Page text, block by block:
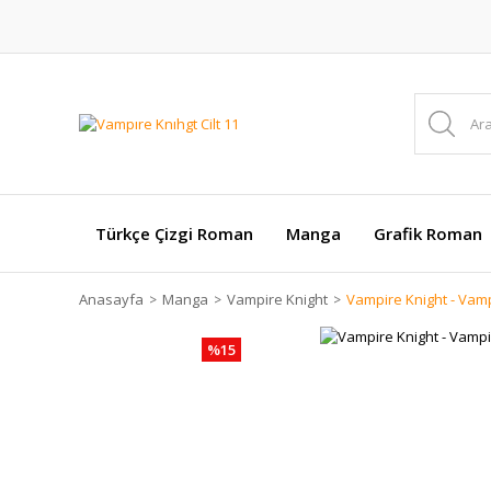
Türkçe Çizgi Roman Manga Grafik Roman
Anasayfa Manga Vampire Knight Vampire Knight -
%15